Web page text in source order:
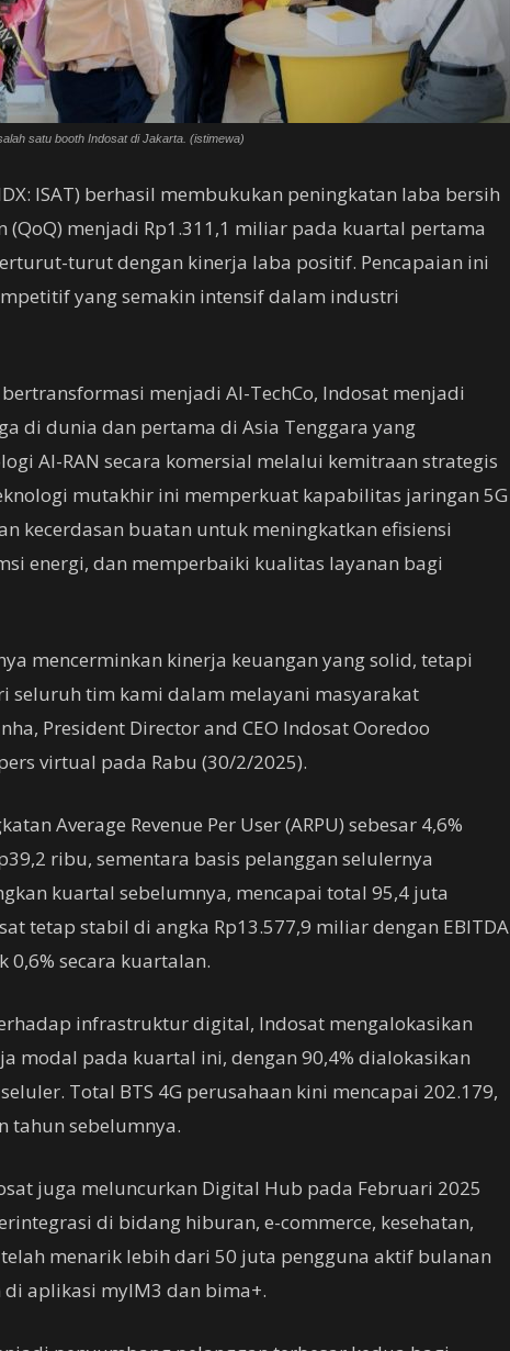
satu booth Indosat di Jakarta. (istimewa)
ISAT) berhasil membukukan peningkatan laba bersih
(QoQ) menjadi Rp1.311,1 miliar pada kuartal pertama
turut dengan kinerja laba positif. Pencapaian ini
yang semakin intensif dalam industri
menjadi AI-TechCo, Indosat menjadi
di dunia dan pertama di Asia Tenggara yang
AI-RAN secara komersial melalui kemitraan strategis
mutakhir ini memperkuat kapabilitas jaringan 5G
kecerdasan buatan untuk meningkatkan efisiensi
energi, dan memperbaiki kualitas layanan bagi
mencerminkan kinerja keuangan yang solid, tetapi
seluruh tim kami dalam melayani masyarakat
President Director and CEO Indosat Ooredoo
virtual pada Rabu (30/2/2025).
Average Revenue Per User (ARPU) sebesar 4,6%
ribu, sementara basis pelanggan selulernya
kuartal sebelumnya, mencapai total 95,4 juta
tetap stabil di angka Rp13.577,9 miliar dengan EBITDA
0,6% secara kuartalan.
infrastruktur digital, Indosat mengalokasikan
modal pada kuartal ini, dengan 90,4% dialokasikan
Total BTS 4G perusahaan kini mencapai 202.179,
tahun sebelumnya.
juga meluncurkan Digital Hub pada Februari 2025
di bidang hiburan, e-commerce, kesehatan,
menarik lebih dari 50 juta pengguna aktif bulanan
aplikasi myIM3 dan bima+.